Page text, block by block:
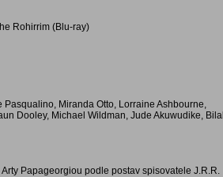
Rohirrim (Blu-ray)
Pasqualino, Miranda Otto, Lorraine Ashbourne,
Dooley, Michael Wildman, Jude Akuwudike, Bilal
Papageorgiou podle postav spisovatele J.R.R.